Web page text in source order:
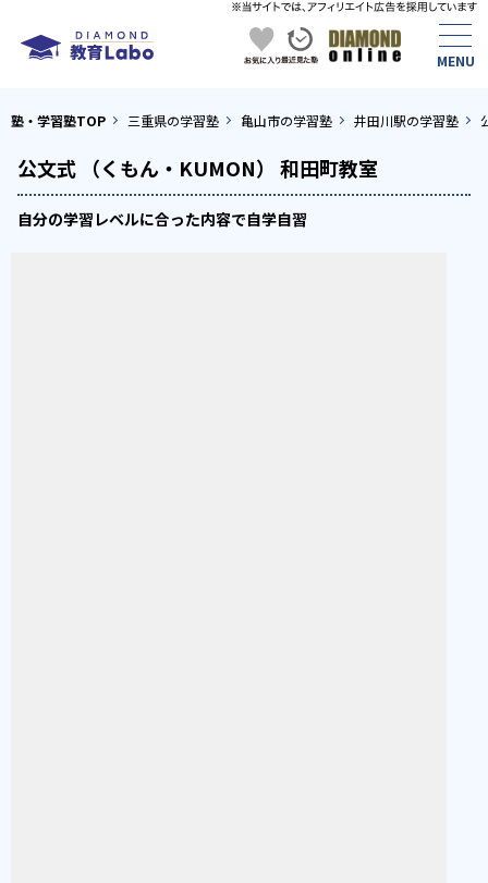
塾・学習塾TOP 三重県の学習塾 亀山市の学習塾 井田川駅の学習塾
公文式 （くもん・KUMON） 和田町教室
自分の学習レベルに合った内容で自学自習